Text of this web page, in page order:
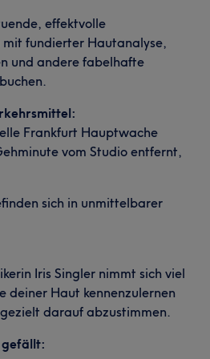
effektvolle
fundierter Hautanalyse,
und andere fabelhafte
Frankfurt Hauptwache
vom Studio entfernt,
sich in unmittelbarer
Iris Singler nimmt sich viel
deiner Haut kennenzulernen
darauf abzustimmen.
gefällt: